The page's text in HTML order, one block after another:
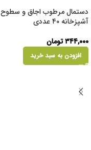
دستمال مرطوب اجاق و سطوح
آشپزخانه ۴۰ عددی
۳۴۴,۰۰۰تومان
افزودن به سبد خرید